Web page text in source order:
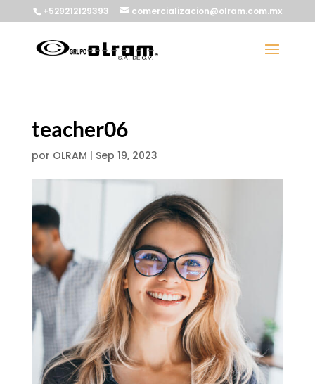
+529212129393 comercializacion@olram.com.mx
teacher06
por OLRAM | Sep 19, 2023